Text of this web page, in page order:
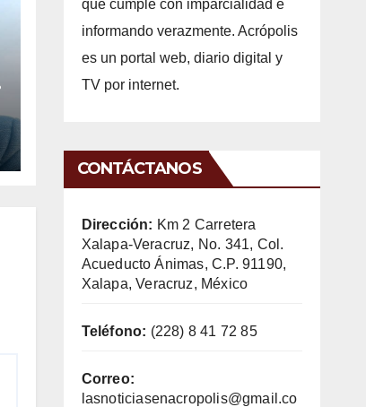
que cumple con imparcialidad e
informando verazmente. Acrópolis
es un portal web, diario digital y
TV por internet.
CONTÁCTANOS
Dirección: Km 2 Carretera
Xalapa-Veracruz, No. 341, Col.
Acueducto Ánimas, C.P. 91190,
Xalapa, Veracruz, México
Teléfono: (228) 8 41 72 85
Correo:
lasnoticiasenacropolis@gmail.co